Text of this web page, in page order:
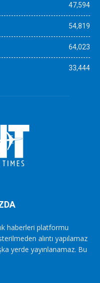
47,594
54,819
64,023
33,444
haberleri platformu
alıntı yapılamaz
yerde yayınlanamaz. Bu